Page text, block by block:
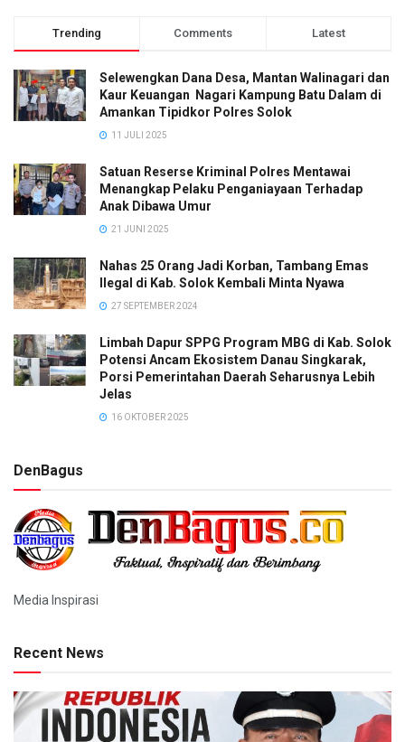
Trending Comments Latest
Selewengkan Dana Desa, Mantan Walinagari dan
Kaur Keuangan Nagari Kampung Batu Dalam di
Amankan Tipidkor Polres Solok
11 JULI 2025
Satuan Reserse Kriminal Polres Mentawai
Menangkap Pelaku Penganiayaan Terhadap
Anak Dibawa Umur
21 JUNI 2025
Nahas 25 Orang Jadi Korban, Tambang Emas
Ilegal di Kab. Solok Kembali Minta Nyawa
27 SEPTEMBER 2024
Limbah Dapur SPPG Program MBG di Kab. Solok
Potensi Ancam Ekosistem Danau Singkarak,
Porsi Pemerintahan Daerah Seharusnya Lebih
Jelas
16 OKTOBER 2025
DenBagus
Media Inspirasi
Recent News